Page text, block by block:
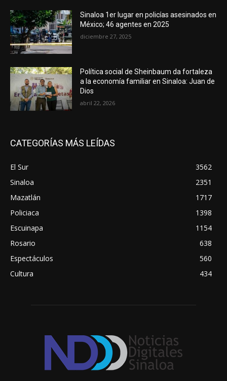
Sinaloa 1er lugar en policías asesinados en
México; 46 agentes en 2025
diciembre 27, 2025
Política social de Sheinbaum da fortaleza
a la economía familiar en Sinaloa: Juan de
Dios
abril 22, 2026
CATEGORÍAS MÁS LEÍDAS
El Sur
3562
Sinaloa
2351
Mazatlán
1717
Policiaca
1398
Escuinapa
1154
Rosario
638
Espectáculos
560
Cultura
434